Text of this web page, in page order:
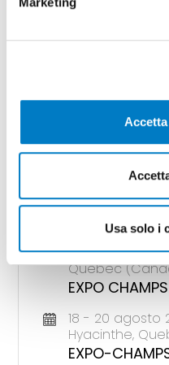
Usa solo i
GLI
della
18 - 20 agosto
(Australia)
AGQUIP FIELD
18 - 20 agosto
Quebec
EXPO CHAMPS
18 - 20 agosto
Hyacinthe,
EXPO-